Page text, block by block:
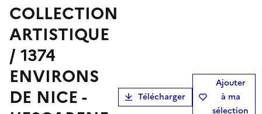
COLLECTION
ARTISTIQUE
/ 1374
ENVIRONS
DE NICE -
Télécharger
Ajouter
à ma
sélection